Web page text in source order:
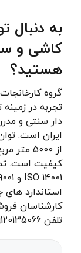
به دنبال
کاشی و
هستید؟
تجربه در
دار سنتی و
ایران است.
از
کیفیت است.
استاندارد
کارشناسان
تلفن 09120135066 تماس حاصل نمایید.